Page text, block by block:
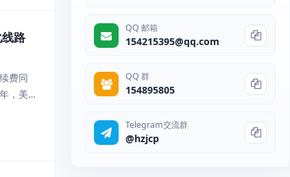
路
费同
，美
年，
QQ 邮箱
154215395@qq.com
QQ 群
154895805
Telegram交流群
@hzjcp